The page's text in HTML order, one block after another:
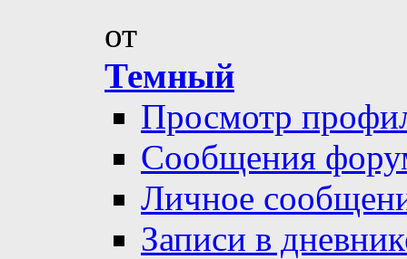
от
Темный
Просмотр
Сообщения
Личное
Записи в